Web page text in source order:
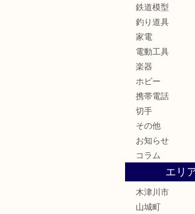
鉄道模型
釣り道具
家電
電動工具
楽器
ホビー
携帯電話
切手
その他
お知らせ
コラム
エリ
木津川市
山城町